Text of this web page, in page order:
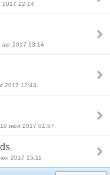
2017 22:14
2017 13:14
2017 12:43
июл 2017 01:57
2017 15:11